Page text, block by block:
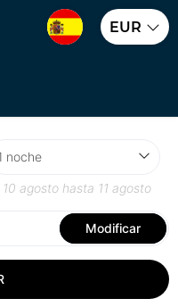
EUR
10 agosto hasta 11 agosto
Modificar